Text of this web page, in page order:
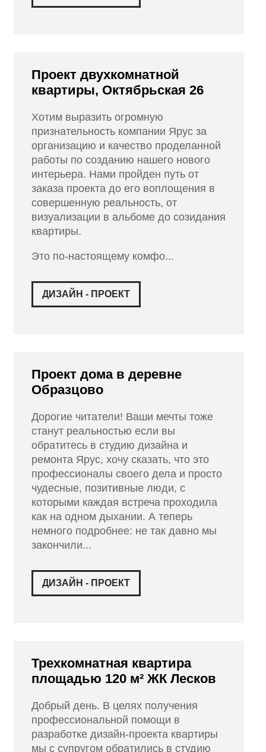
Проект двухкомнатной
квартиры, Октябрьская 26
Хотим выразить огромную
признательность компании Ярус за
организацию и качество проделанной
работы по созданию нашего нового
интерьера. Нами пройден путь от
заказа проекта до его воплощения в
совершенную реальность, от
визуализации в альбоме до созидания
квартиры.
Это по-настоящему комфо...
ДИЗАЙН - ПРОЕКТ
Проект дома в деревне
Образцово
Дорогие читатели! Ваши мечты тоже
станут реальностью если вы
обратитесь в студию дизайна и
ремонта Ярус, хочу сказать, что это
профессионалы своего дела и просто
чудесные, позитивные люди, с
которыми каждая встреча проходила
как на одном дыхании. А теперь
немного подробнее: не так давно мы
закончили...
ДИЗАЙН - ПРОЕКТ
Трехкомнатная квартира
площадью 120 м² ЖК Лесков
Добрый день. В целях получения
профессиональной помощи в
разработке дизайн-проекта квартиры
мы с супругом обратились в студию